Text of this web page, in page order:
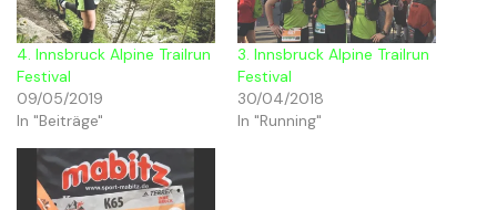
4. Innsbruck Alpine Trailrun
Festival
09/05/2019
In "Beiträge"
3. Innsbruck Alpine Trailrun
Festival
30/04/2018
In "Running"